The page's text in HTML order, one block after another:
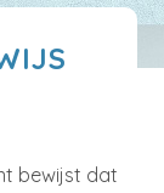
bewijst dat